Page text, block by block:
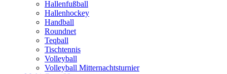
Hallenfußball
Hallenhockey
Handball
Roundnet
Teqball
Tischtennis
Volleyball
Volleyball Mitternachtsturnier